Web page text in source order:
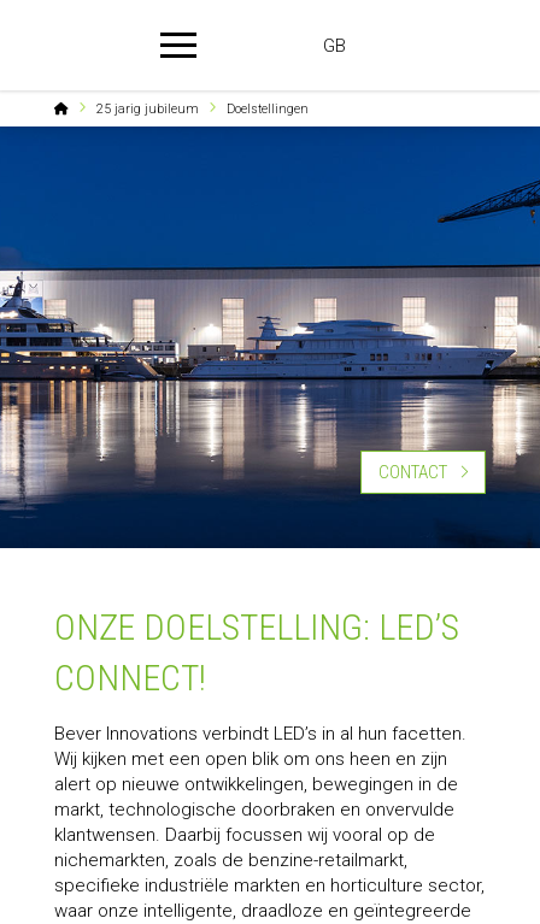
GB
Home25 jarig jubileum Doelstellingen
CONTACT
ONZE DOELSTELLING: LED’S
CONNECT!
Bever Innovations verbindt LED’s in al hun facetten.
Wij kijken met een open blik om ons heen en zijn
alert op nieuwe ontwikkelingen, bewegingen in de
markt, technologische doorbraken en onvervulde
klantwensen. Daarbij focussen wij vooral op de
nichemarkten, zoals de benzine-retailmarkt,
specifieke industriële markten en horticulture sector,
waar onze intelligente, draadloze en geïntegreerde